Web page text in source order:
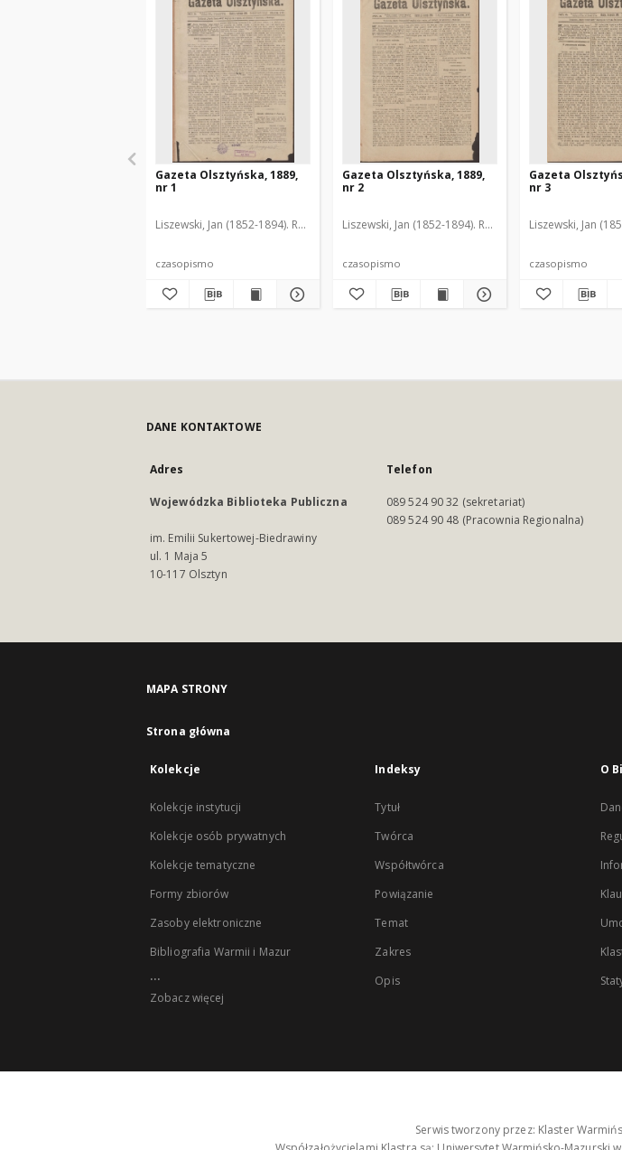
Gazeta Olsztyńska, 1889,
nr 1
Liszewski, Jan (1852-1894). Red.
czasopismo
Gazeta Olsztyńska, 1889,
nr 2
Liszewski, Jan (1852-1894). Red.
czasopismo
Gazeta
nr 3
Liszewski, Jan
czasopismo
DANE KONTAKTOWE
Adres
Wojewódzka Biblioteka Publiczna
im. Emilii Sukertowej-Biedrawiny
ul. 1 Maja 5
10-117 Olsztyn
Telefon
089 524 90 32 (sekretariat)
089 524 90 48 (Pracownia Regionalna)
MAPA STRONY
Strona główna
Kolekcje
Kolekcje instytucji
Kolekcje osób prywatnych
Kolekcje tematyczne
Formy zbiorów
Zasoby elektroniczne
Bibliografia Warmii i Mazur
...
Zobacz więcej
Indeksy
Tytuł
Twórca
Współtwórca
Powiązanie
Temat
Zakres
Opis
O
Serwis tworzony przez: Klaster